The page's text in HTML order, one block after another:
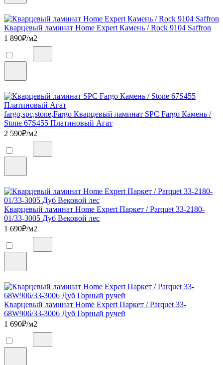
Кварцевый ламинат Home Expert Камень / Rock 9104 Saffron
1 890₽/м2
fargo,spc,stone,Fargo Кварцевый ламинат SPC Fargo Камень /
Stone 67S455 Платиновый Агат
2 590₽/м2
Кварцевый ламинат Home Expert Паркет / Parquet 33-2180-
01/33-3005 Дуб Вековой лес
1 690₽/м2
Кварцевый ламинат Home Expert Паркет / Parquet 33-
68W906/33-3006 Дуб Горный ручей
1 690₽/м2